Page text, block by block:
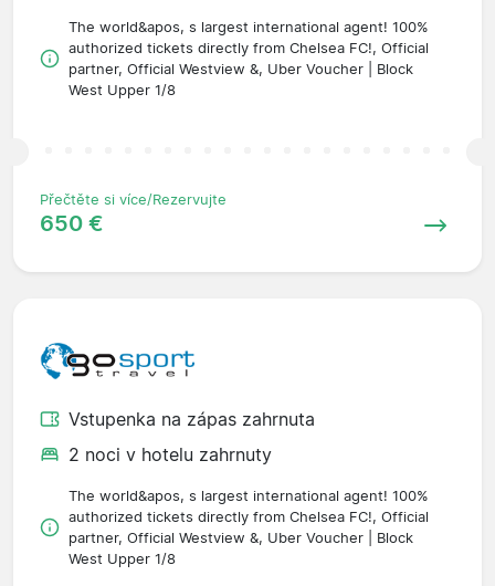
The world&apos, s largest international agent! 100%
authorized tickets directly from Chelsea FC!, Official
partner, Official Westview &, Uber Voucher | Block
West Upper 1/8
Přečtěte si více/Rezervujte
650 €
Vstupenka na zápas zahrnuta
2 noci v hotelu zahrnuty
The world&apos, s largest international agent! 100%
authorized tickets directly from Chelsea FC!, Official
partner, Official Westview &, Uber Voucher | Block
West Upper 1/8